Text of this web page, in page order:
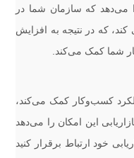
می‌دهد که سازمان شما در
که در نتیجه به افزایش
شما کمک می‌کند.
کسب‌وکار کمک می‌کند،
این امکان را می‌دهد
خود ارتباط برقرار کنید